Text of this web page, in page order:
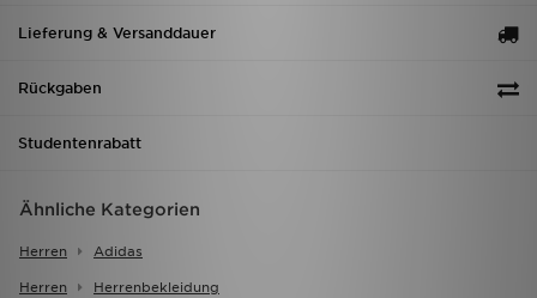
Lieferung & Versanddauer
Rückgaben
Studentenrabatt
Ähnliche Kategorien
Herren Adidas
Herren Herrenbekleidung